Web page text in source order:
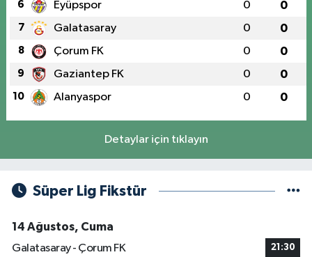
6 Eyüpspor 0 0
7 Galatasaray 0 0
8 Çorum FK 0 0
9 Gaziantep FK 0 0
10 Alanyaspor 0 0
Detaylar için tıklayın
Süper Lig Fikstür
14 Ağustos, Cuma
Galatasaray - Çorum FK
21:30